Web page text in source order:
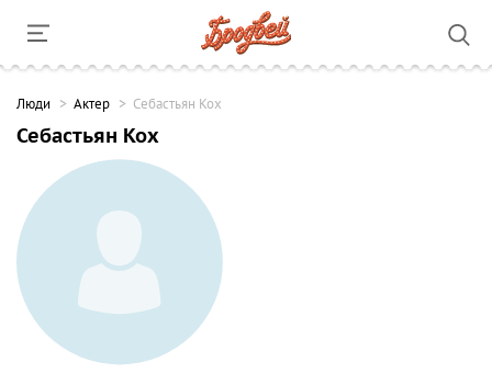
Люди Актер Себастьян Кох
Себастьян Кох